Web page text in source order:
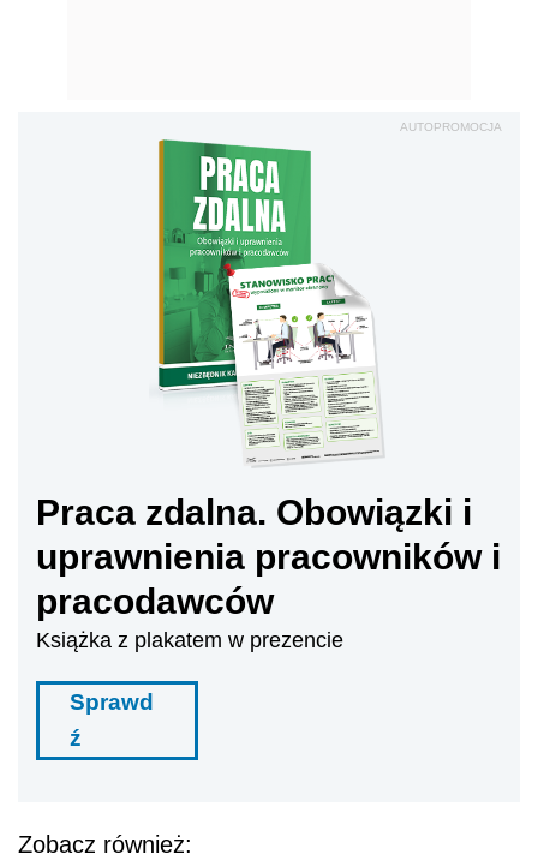
AUTOPROMOCJA
Praca zdalna. Obowiązki i
uprawnienia pracowników i
pracodawców
Książka z plakatem w prezencie
Sprawd
ź
Zobacz również: